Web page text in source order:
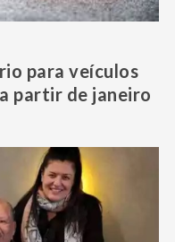
para veículos
partir de janeiro